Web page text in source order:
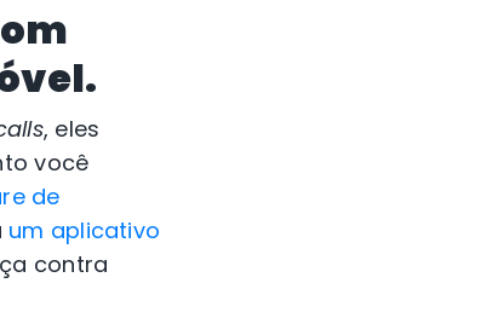
, eles
você
de
um aplicativo
contra